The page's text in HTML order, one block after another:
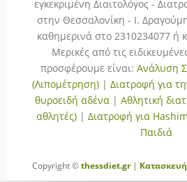
εγκεκριμένη Διαιτολόγος -
στην Θεσσαλονίκη - Ι.
καθημερινά στο 2310234077 ή
Μερικές από τις
προσφέρουμε είναι: Ανάλυση
(Λιπομέτρηση) | Διατροφή για
θυροειδή αδένα| Αθλητική
αθλητές) | Διατροφή για
Παιδιά
Copyright ©thessdiet.gr|